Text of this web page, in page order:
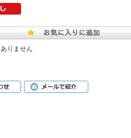
りません